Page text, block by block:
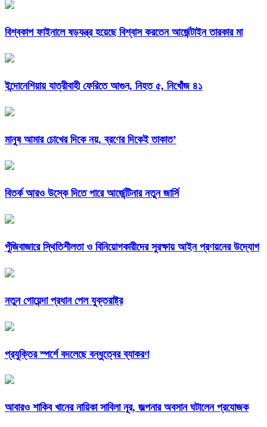
বিশ্বকাপ ফাইনালে ষড়যন্ত্র হয়েছে বিশ্বাস করতেন আর্জেন্টাইন তারকার মা
ইন্দোনেশিয়ায় যাত্রীবাহী ফেরিতে আগুন, নিহত ৫, নিখোঁজ ৪১
মানুষ আমার চোখের দিকে নয়, ব্রণের দিকেই তাকাত’
বিতর্ক আরও উস্কে দিতে পারে আর্জেন্টিনার নতুন জার্সি
পুঁজিবাজারে স্থিতিশীলতা ও বিনিয়োগকারীদের সুরক্ষায় আইন প্রণয়নের উদ্যোগ
নতুন গোয়েন্দা প্রধান পেল যুক্তরাষ্ট্র
প্রযুক্তির স্পর্শে বদলেছে বন্ধুত্বের ব্যাকরণ
আবারও শাকিব খানের নায়িকা সাবিলা নূর, জল্পনার অবসান ঘটালেন প্রযোজক